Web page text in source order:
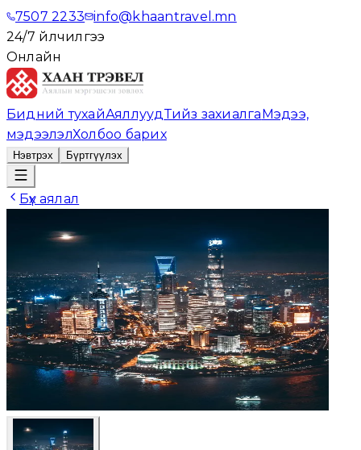
7507 2233 info@khaantravel.mn
24/7 үйлчилгээ
Онлайн
Бидний тухайАяллуудТийз захиалгаМэдээ,
мэдээлэлХолбоо барих
Нэвтрэх Бүртгүүлэх
Бүх аялал